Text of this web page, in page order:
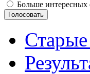
Больше интересных
Старые